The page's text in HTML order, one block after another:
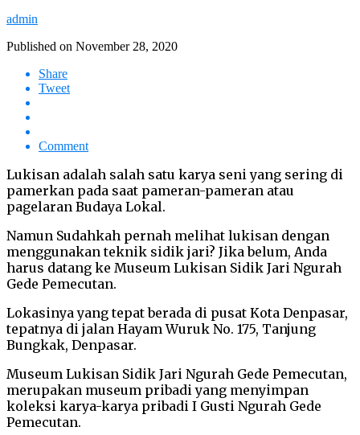
admin
Published on November 28, 2020
Share
Tweet
Comment
Lukisan adalah salah satu karya seni yang sering di
pamerkan pada saat pameran-pameran atau
pagelaran Budaya Lokal.
Namun Sudahkah pernah melihat lukisan dengan
menggunakan teknik sidik jari? Jika belum, Anda
harus datang ke Museum Lukisan Sidik Jari Ngurah
Gede Pemecutan.
Lokasinya yang tepat berada di pusat Kota Denpasar,
tepatnya di jalan Hayam Wuruk No. 175, Tanjung
Bungkak, Denpasar.
Museum Lukisan Sidik Jari Ngurah Gede Pemecutan,
merupakan museum pribadi yang menyimpan
koleksi karya-karya pribadi I Gusti Ngurah Gede
Pemecutan.